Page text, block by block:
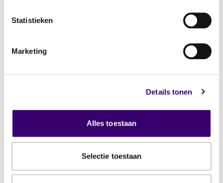
Statistieken
Marketing
Details tonen
Alles toestaan
Selectie toestaan